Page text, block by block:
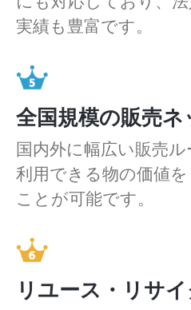
実績も豊富です。
全国規模の販売ネ
国内外に幅広い販売
利用できる物の価値
ことが可能です。
リユース・リサ